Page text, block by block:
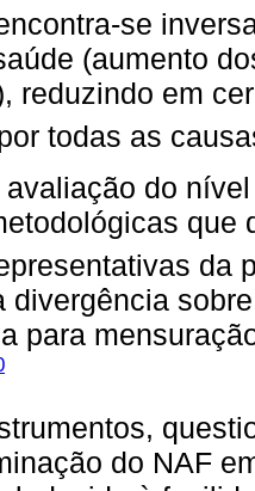
se
(aumento
reduzindo em
todas as
do
que
da
divergência
para
do NAF